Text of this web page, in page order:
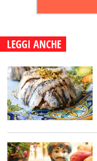
LEGGI ANCHE